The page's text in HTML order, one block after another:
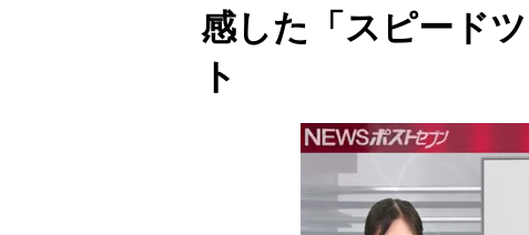
感した「スピード
ト